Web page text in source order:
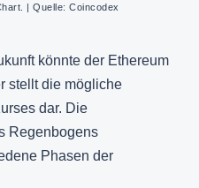
| Quelle: Coincodex
könnte der Ethereum
stellt die mögliche
dar. Die
Regenbogens
Phasen der